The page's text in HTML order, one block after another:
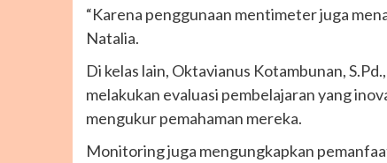
“Karena penggunaan mentimeter juga
Natalia.
Di kelas lain, Oktavianus Kotambunan,
melakukan evaluasi pembelajaran yang
mengukur pemahaman mereka.
Monitoring juga mengungkapkan